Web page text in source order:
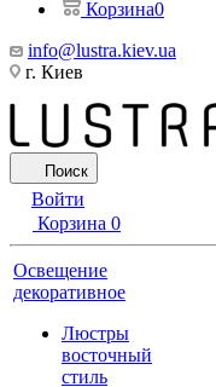
Корзина0
info@lustra.kiev.ua
г. Киев
Поиск
Войти
Корзина 0
Освещение
декоративное
Люстры
восточный
стиль